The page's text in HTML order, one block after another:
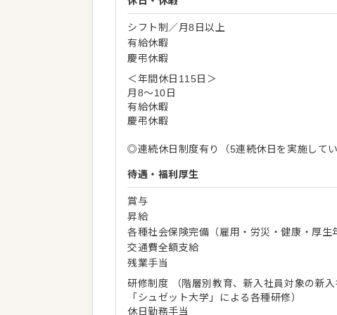
シフト制／月8日以上
有給休暇
慶弔休暇
＜年間休日115日＞
月8～10日
有給休暇
慶弔休暇
◎連続休日制度有り（5連続休日を実施してい
待遇・福利厚生
賞与
昇給
各種社会保険完備（雇用・労災・健康・厚生
交通費全額支給
残業手当
研修制度 （階層別教育、新入社員対象の新
「シュゼット大学」による各種研修）
休日勤務手当